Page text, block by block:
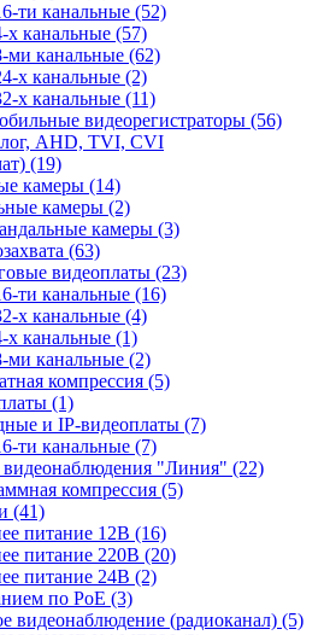
ти канальные (52)
х канальные (57)
ми канальные (62)
х канальные (2)
х канальные (11)
видеорегистраторы (56)
AHD, TVI, CVI
(19)
камеры (14)
камеры (2)
камеры (3)
(63)
видеоплаты (23)
ти канальные (16)
х канальные (4)
х канальные (1)
ми канальные (2)
компрессия (5)
(1)
и IP-видеоплаты (7)
ти канальные (7)
"Линия" (22)
компрессия (5)
(41)
питание 12В (16)
питание 220В (20)
питание 24В (2)
по PoE (3)
видеонаблюдение (радиоканал) (5)